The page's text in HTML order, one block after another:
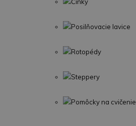
Posilňovacie lavice
Rotopédy
Steppery
Pomôcky na cvičenie